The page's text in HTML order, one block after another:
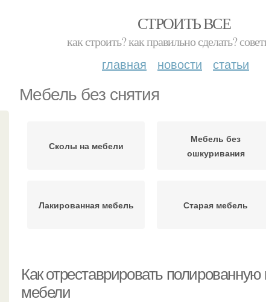
СТРОИТЬ ВСЕ
как строить? как правильно сделать?
главная новости статьи
Мебель без снятия
Сколы на мебели
Мебель без
ошкуривания
Лакированная мебель Старая мебель
Как отреставрировать
мебели